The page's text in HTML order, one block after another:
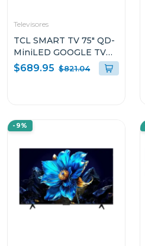
Televisores
TCL SMART TV 75" QD-
MiniLED GOOGLE TV
P8L
$689.95 $821.04
-9%